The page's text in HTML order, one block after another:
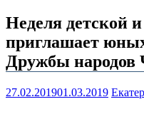
Неделя детской
приглашает
Дружбы народов
27.02.201901.03.2019